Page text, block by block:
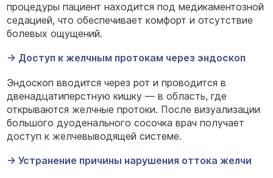
процедуры пациент находится под медикаментозной
седацией, что обеспечивает комфорт и отсутствие
болевых ощущений.
→ Доступ к желчным протокам через эндоскоп
Эндоскоп вводится через рот и проводится в
двенадцатиперстную кишку — в область, где
открываются желчные протоки. После визуализации
большого дуоденального сосочка врач получает
доступ к желчевыводящей системе.
→ Устранение причины нарушения оттока желчи